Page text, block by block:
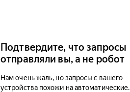
Подтвердите, что запросы
отправляли вы, а не робот
Нам очень жаль, но запросы с вашего
устройства похожи на автоматические.